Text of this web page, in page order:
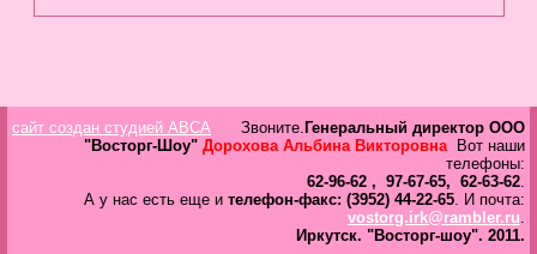
сайт создан студией ABCA Звоните. Генеральный директор ООО
"Восторг-Шоу" Дорохова Альбина ВикторовнаВот наши
телефоны:
62-96-62 , 97-67-65, 62-63-62.
А у нас есть еще и телефон-факс: (3952) 44-22-65. И почта:
vostorg.irk@rambler.ru.
Иркутск. "Восторг-шоу". 2011.